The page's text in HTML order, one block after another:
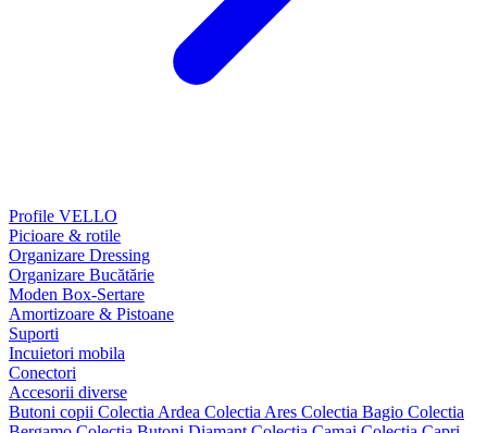
Profile VELLO
Picioare & rotile
Organizare Dressing
Organizare Bucătărie
Moden Box-Sertare
Amortizoare & Pistoane
Suporti
Incuietori mobila
Conectori
Accesorii diverse
Butoni copii Colectia Ardea Colectia Ares Colectia Bagio Colectia